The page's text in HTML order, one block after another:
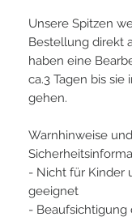
Unsere Spitzen
Bestellung direkt
haben eine
ca.3 Tagen bis sie
gehen.
Warnhinweise und
- Nicht für Kinder
geeignet
- Beaufsichtigung